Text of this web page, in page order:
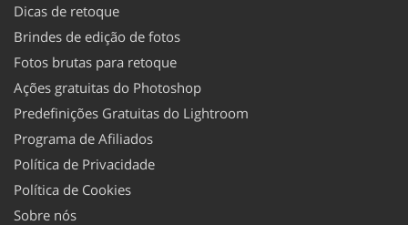
Dicas de retoque
Brindes de edição de fotos
Fotos brutas para retoque
Ações gratuitas do Photoshop
Predefinições Gratuitas do Lightroom
Programa de Afiliados
Política de Privacidade
Política de Cookies
Sobre nós